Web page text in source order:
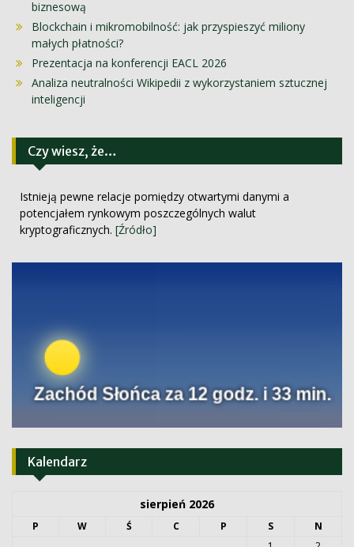
biznesową
Blockchain i mikromobilność: jak przyspieszyć miliony
małych płatności?
Prezentacja na konferencji EACL 2026
Analiza neutralności Wikipedii z wykorzystaniem sztucznej
inteligencji
Czy wiesz, że…
Istnieją pewne relacje pomiędzy otwartymi danymi a
potencjałem rynkowym poszczególnych walut
kryptograficznych. [Źródło]
Kalendarz
sierpień 2026
P W Ś C P S
N